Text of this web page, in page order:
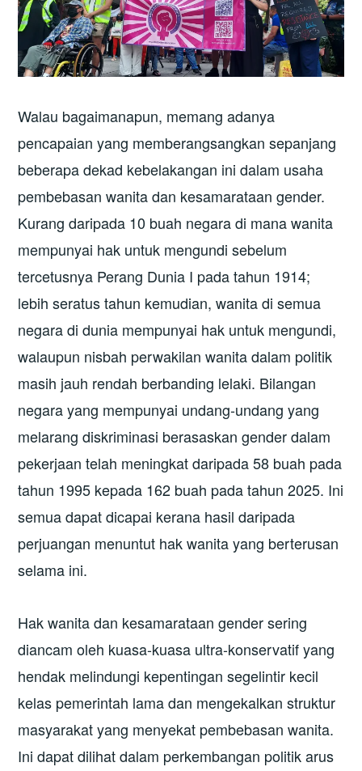
Walau bagaimanapun, memang adanya
pencapaian yang memberangsangkan sepanjang
beberapa dekad kebelakangan ini dalam usaha
pembebasan wanita dan kesamarataan gender.
Kurang daripada 10 buah negara di mana wanita
mempunyai hak untuk mengundi sebelum
tercetusnya Perang Dunia I pada tahun 1914;
lebih seratus tahun kemudian, wanita di semua
negara di dunia mempunyai hak untuk mengundi,
walaupun nisbah perwakilan wanita dalam politik
masih jauh rendah berbanding lelaki. Bilangan
negara yang mempunyai undang-undang yang
melarang diskriminasi berasaskan gender dalam
pekerjaan telah meningkat daripada 58 buah pada
tahun 1995 kepada 162 buah pada tahun 2025. Ini
semua dapat dicapai kerana hasil daripada
perjuangan menuntut hak wanita yang berterusan
selama ini.
Hak wanita dan kesamarataan gender sering
diancam oleh kuasa-kuasa ultra-konservatif yang
hendak melindungi kepentingan segelintir kecil
kelas pemerintah lama dan mengekalkan struktur
masyarakat yang menyekat pembebasan wanita.
Ini dapat dilihat dalam perkembangan politik arus